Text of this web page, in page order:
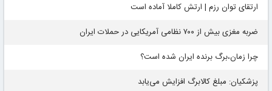
ارتقای توان رزم | ارتش کاملا آماده است
ضربه مغزی بیش از ۷۰۰ نظامی آمریکایی در حملات ایران
چرا زمان،برگ برنده ایران شده است؟
پزشکیان: مبلغ کالابرگ افزایش می‌یابد